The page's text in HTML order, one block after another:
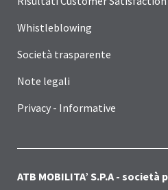
Whistleblowing
Società trasparente
Note legali
Privacy - Informative
ATB MOBILITA’ S.P.A - società